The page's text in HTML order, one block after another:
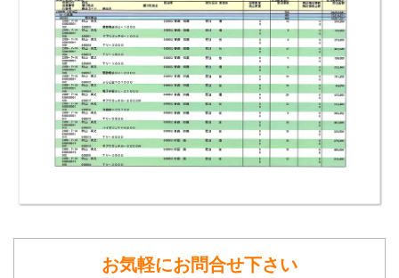
お気軽にお問合せ下さい